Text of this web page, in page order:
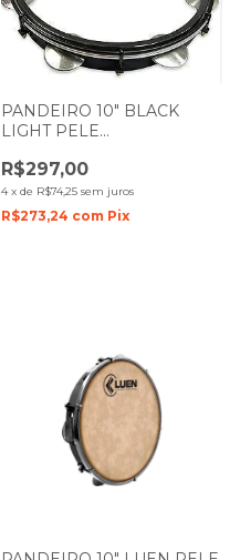
PANDEIRO 10" BLACK
LIGHT PELE
CONTEMPORÂNEA 82LBK
R$297,00
4 x de R$74,25 sem juros
R$273,24 com Pix